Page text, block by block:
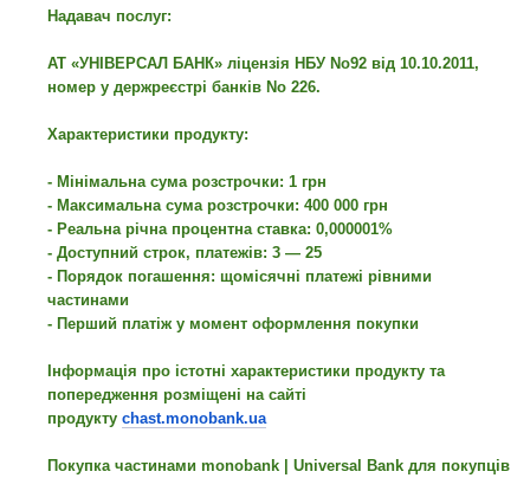
Надавач послуг:
АТ «УНІВЕРСАЛ БАНК» ліцензія НБУ No92 від 10.10.2011,
номер у держреєстрі банків No 226.
Характеристики продукту:
- Мінімальна сума розстрочки: 1 грн
- Максимальна сума розстрочки: 400 000 грн
- Реальна річна процентна ставка: 0,000001%
- Доступний строк, платежів: 3 — 25
- Порядок погашення: щомісячні платежі рівними
частинами
- Перший платіж у момент оформлення покупки
Інформація про істотні характеристики продукту та
попередження розміщені на сайті
продукту chast.monobank.ua
Покупка частинами monobank | Universal Bank для покупців